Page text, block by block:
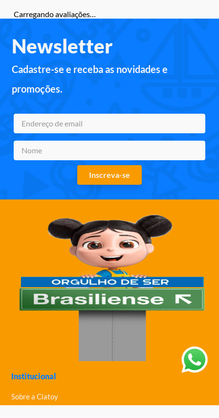
Carregando avaliações…
Newsletter
Cadastre-se e receba as novidades e
promoções.
Inscreva-se
Institucional
Sobre a Ciatoy